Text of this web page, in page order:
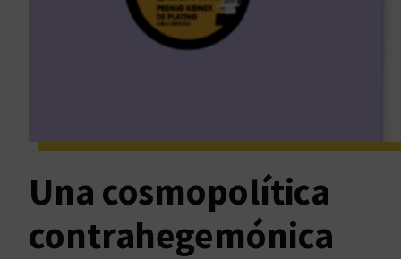
Una cosmopolítica
contrahegemónica